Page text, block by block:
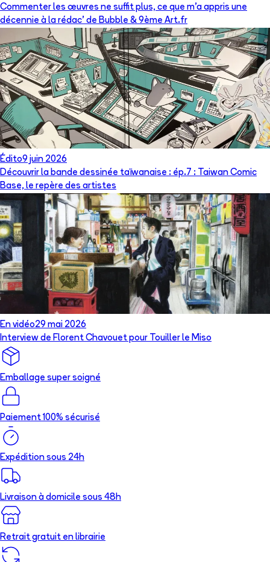
Commenter les œuvres ne suffit plus, ce que m’a appris une
décennie à la rédac’ de Bubble & 9ème Art.fr
Édito9 juin 2026
Découvrir la bande dessinée taïwanaise : ép.7 : Taiwan Comic
Base, le repère des artistes
En vidéo29 mai 2026
Interview de Florent Chavouet pour Touiller le Miso
Emballage super soigné
Paiement 100% sécurisé
Expédition sous 24h
Livraison à domicile sous 48h
Retrait gratuit en librairie